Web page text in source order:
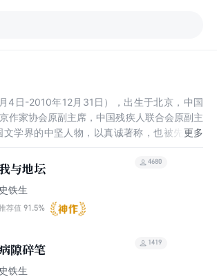
4日-2010年12月31日），出生于北京，中国
作家协会原副主席，中国残疾人联合会原副主
文学界的中坚人物，以真诚著称，也被先锋派
“职业是生病，业余在写作”。2010年12月31
逝世，享年59岁。
与地坛
史铁生
荐值 91.5%
4680
隙碎笔
史铁生
1419